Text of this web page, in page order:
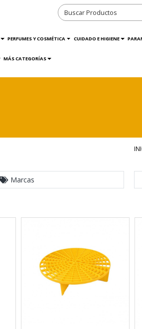
PERFUMES Y COSMÉTICA CUIDADO E HIGIENE
MÁS CATEGORÍAS
Marcas